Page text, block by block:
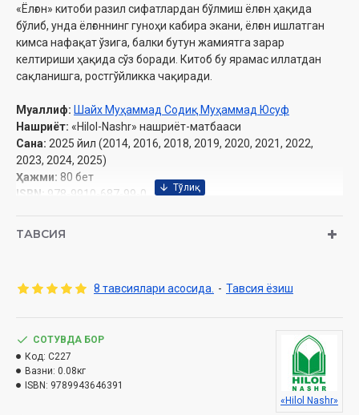
«Ёлғон» китоби разил сифатлардан бўлмиш ёлғон ҳақида
бўлиб, унда ёлғоннинг гуноҳи кабира экани, ёлғон ишлатган
кимса нафақат ўзига, балки бутун жамиятга зарар
келтириши ҳақида сўз боради. Китоб бу ярамас иллатдан
сақланишга, ростгўйликка чақиради.
Муаллиф: Шайх Муҳаммад Содиқ Муҳаммад Юсуф
Нашриёт: «Hilol-Nashr» нашриёт-матбааси
Сана: 2025 йил (2014, 2016, 2018, 2019, 2020, 2021, 2022,
2023, 2024, 2025)
Ҳажми: 80 бет
ISBN: 978-9910-687-99-0
Муқоваси:
қўмитасининг 2025 йил 23 апрелдаги 03-07/2533-рақамли
Ушбу китобниниг электрон нашри ҳам бор. Уни ўқиш учун
сизга «Hilol eBook» дастури керак бўлади:
ТАВСИЯ
8 тавсиялари асосида. - Тавсия ёзиш
СОТУВДА БОР
Код: C227
Вазни: 0.08кг
ISBN: 9789943646391
«Hilol Nashr»